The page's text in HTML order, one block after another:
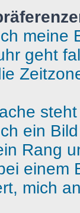
meine
geht
ein
Rang
einem
mich